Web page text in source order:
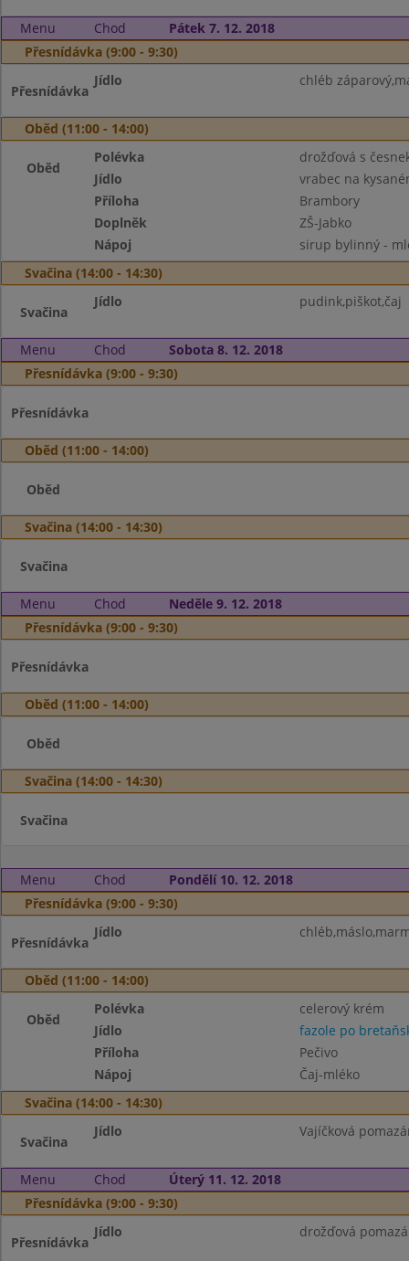
Menu Chod
Pátek 7. 12. 2018
Přesnídávka (9:00 - 9:30)
Přesnídávka
Jídlo chléb
Oběd (11:00 - 14:00)
Oběd
Polévka
drožďová s
Jídlo
vrabec na
Příloha
Brambory
Doplněk
ZŠ-Jabko
Nápoj
sirup bylinný -
Svačina (14:00 - 14:30)
Svačina
Jídlo pudink,piškot,čaj
Menu Chod
Sobota 8. 12. 2018
Přesnídávka (9:00 - 9:30)
Přesnídávka
Oběd (11:00 - 14:00)
Oběd
Svačina (14:00 - 14:30)
Svačina
Menu Chod
Neděle 9. 12. 2018
Přesnídávka (9:00 - 9:30)
Přesnídávka
Oběd (11:00 - 14:00)
Oběd
Svačina (14:00 - 14:30)
Svačina
Menu Chod
Pondělí 10. 12. 2018
Přesnídávka (9:00 - 9:30)
Přesnídávka
Jídlo
Oběd (11:00 - 14:00)
Oběd
Polévka
celerový krém
Jídlo
fazole po
Příloha
Pečivo
Nápoj
Čaj-mléko
Svačina (14:00 - 14:30)
Svačina
Jídlo Vajíčková
Menu Chod
Úterý 11. 12. 2018
Přesnídávka (9:00 - 9:30)
Přesnídávka
Jídlo drožďová